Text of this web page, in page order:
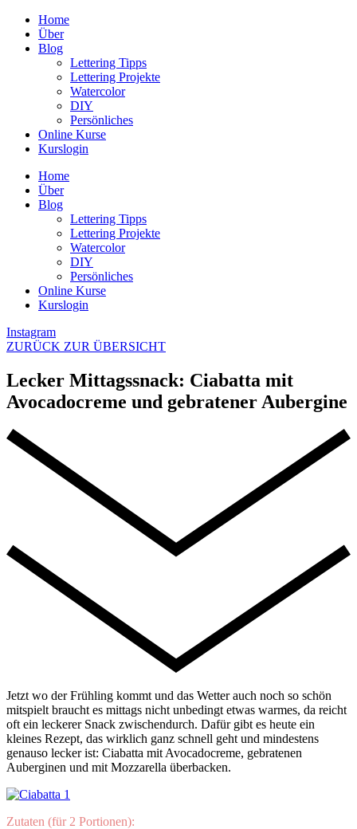
Zum
Inhalt
wechseln
Home
Über
Blog
Lettering Tipps
Lettering Projekte
Watercolor
DIY
Persönliches
Online Kurse
Kurslogin
Home
Über
Blog
Lettering Tipps
Lettering Projekte
Watercolor
DIY
Persönliches
Online Kurse
Kurslogin
Instagram
ZURÜCK ZUR ÜBERSICHT
Lecker Mittagssnack: Ciabatta mit
Avocadocreme und gebratener Aubergine
Jetzt wo der Frühling kommt und das Wetter auch noch so schön
mitspielt braucht es mittags nicht unbedingt etwas warmes, da reicht
oft ein leckerer Snack zwischendurch. Dafür gibt es heute ein
kleines Rezept, das wirklich ganz schnell geht und mindestens
genauso lecker ist: Ciabatta mit Avocadocreme, gebratenen
Auberginen und mit Mozzarella überbacken.
Zutaten (für 2 Portionen):